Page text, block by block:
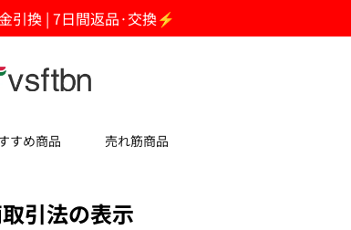
引換 | 7日間返品·交換⚡
すめ商品 売れ筋商品
引法の表示